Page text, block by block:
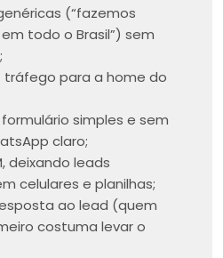
(“fazemos
todo o Brasil”) sem
para a home do
simples e sem
claro;
deixando leads
celulares e planilhas;
ao lead (quem
costuma levar o